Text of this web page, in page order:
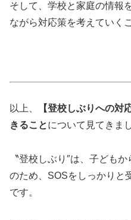
そして、学校と家庭の情報
ながら対応策を考えていく
以上、
【登校しぶりへの対
きることについて見てきま
〝登校しぶり″は、子ども
のため、SOSをしっかりと
です。